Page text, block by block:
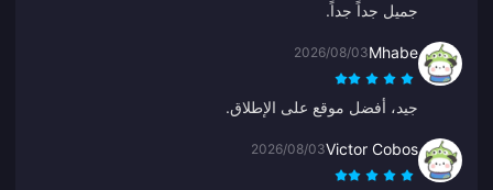
جميل جداً جداً.
Mhabe
2026/08/03
جيد، أفضل موقع على الإطلاق.
Victor Cobos
2026/08/03